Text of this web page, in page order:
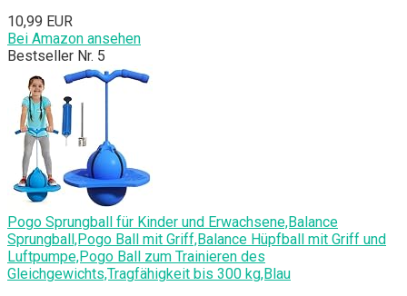
10,99 EUR
Bei Amazon ansehen
Bestseller Nr. 5
Pogo Sprungball für Kinder und Erwachsene,Balance
Sprungball,Pogo Ball mit Griff,Balance Hüpfball mit Griff und
Luftpumpe,Pogo Ball zum Trainieren des
Gleichgewichts,Tragfähigkeit bis 300 kg,Blau